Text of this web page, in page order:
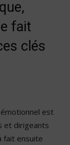
fait
clés
est
et dirigeants
fait ensuite